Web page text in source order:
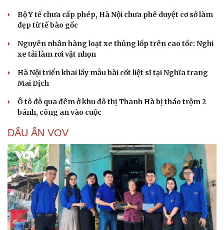
Bộ Y tế chưa cấp phép, Hà Nội chưa phê duyệt cơ sở làm
đẹp từ tế bào gốc
Nguyên nhân hàng loạt xe thủng lốp trên cao tốc: Nghi
xe tải làm rơi vật nhọn
Hà Nội triển khai lấy mẫu hài cốt liệt sĩ tại Nghĩa trang
Mai Dịch
Ô tô đỗ qua đêm ở khu đô thị Thanh Hà bị tháo trộm 2
bánh, công an vào cuộc
DẤU ẤN VOV